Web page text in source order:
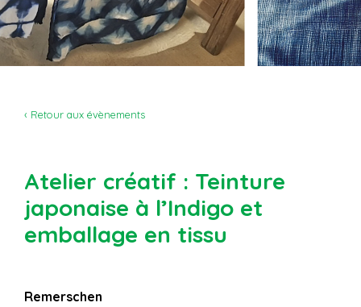
‹ Retour aux évènements
Atelier créatif : Teinture
japonaise à l’Indigo et
emballage en tissu
Remerschen